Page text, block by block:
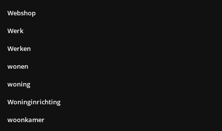
Webshop
Werk
Werken
wonen
woning
Woninginrichting
woonkamer